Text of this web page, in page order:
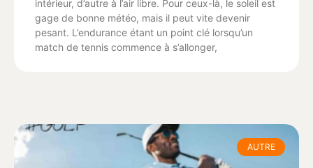
intérieur, d’autre à l’air libre. Pour ceux-là, le soleil est
gage de bonne météo, mais il peut vite devenir
pesant. L’endurance étant un point clé lorsqu’un
match de tennis commence à s’allonger,
AUTRE